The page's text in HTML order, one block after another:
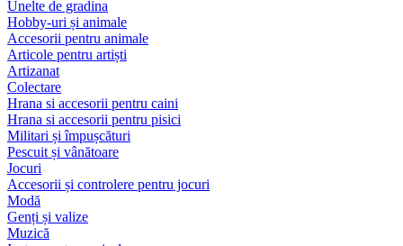
Unelte de gradina
Hobby-uri și animale
Accesorii pentru animale
Articole pentru artiști
Artizanat
Colectare
Hrana si accesorii pentru caini
Hrana si accesorii pentru pisici
Militari și împușcături
Pescuit și vânătoare
Jocuri
Accesorii și controlere pentru jocuri
Modă
Genți și valize
Muzică